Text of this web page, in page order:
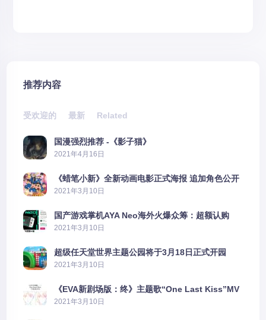
推荐内容
受欢迎的 最新 Related
国漫强烈推荐 -《影子猫》
2021年4月16日
《蜡笔小新》全新动画电影正式海报 追加角色公开
2021年3月10日
国产游戏掌机AYA Neo海外火爆众筹：超额认购
2606%
2021年3月10日
超级任天堂世界主题公园将于3月18日正式开园
2021年3月10日
《EVA新剧场版：终》主题歌“One Last Kiss”MV
公布
2021年3月10日